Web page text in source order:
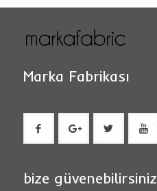
Marka Fabrikası
bize güvenebilirsiniz